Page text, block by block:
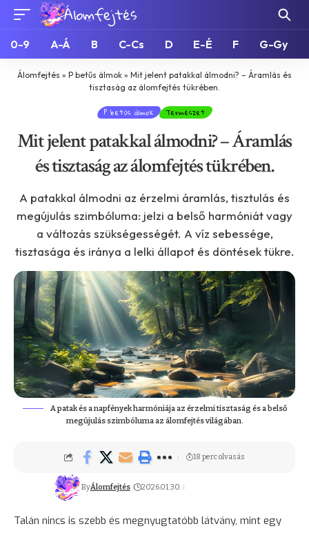
0-9 A-Á B C-Cs D E-É F G-Gy
Álomfejtés » P betűs álmok » Mit jelent patakkal álmodni? – Áramlás és
tisztaság az álomfejtés tükrében.
P betűs álmok Természet
Mit jelent patakkal álmodni? – Áramlás
és tisztaság az álomfejtés tükrében.
A patakkal álmodni az érzelmi áramlás, tisztulás és
megújulás szimbóluma: jelzi a belső harmóniát vagy
a változás szükségességét. A víz sebessége,
tisztasága és iránya a lelki állapot és döntések tükre.
A patak és a napfények harmóniája az érzelmi tisztaság és a belső
megújulás szimbóluma az álomfejtés világában.
ByÁlomfejtés 2026.01.30.
18 perc olvasás
Talán nincs is szebb és megnyugtatóbb látvány, mint egy